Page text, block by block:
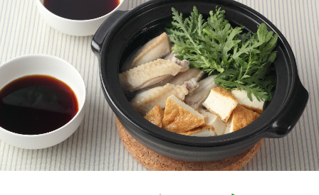
酢 調味酢
お酢ドリンク ぽん酢
みりん風・料理酒 鍋用調味料
新商品一覧
キャンペーン情報
ブランド・スペシャルサイト
ブランド・スペシャルサイト トップ
商品ブランドサイト
Fibee（ファイビー）
企業情報
国内事業概要